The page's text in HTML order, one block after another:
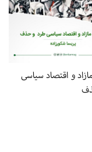
و اقتصاد سیاسی